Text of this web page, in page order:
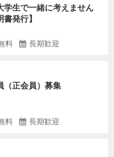
学生で一緒に考えません
発行】
料 長期歓迎
（正会員）募集
料 長期歓迎